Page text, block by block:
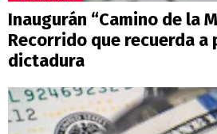
Inaugurán “Camino de la
Recorrido que recuerda a
dictadura